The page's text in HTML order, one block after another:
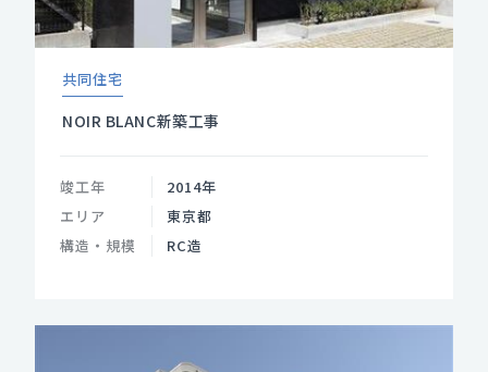
共同住宅
NOIR BLANC新築工事
竣工年
2014年
エリア
東京都
構造・規模
RC造